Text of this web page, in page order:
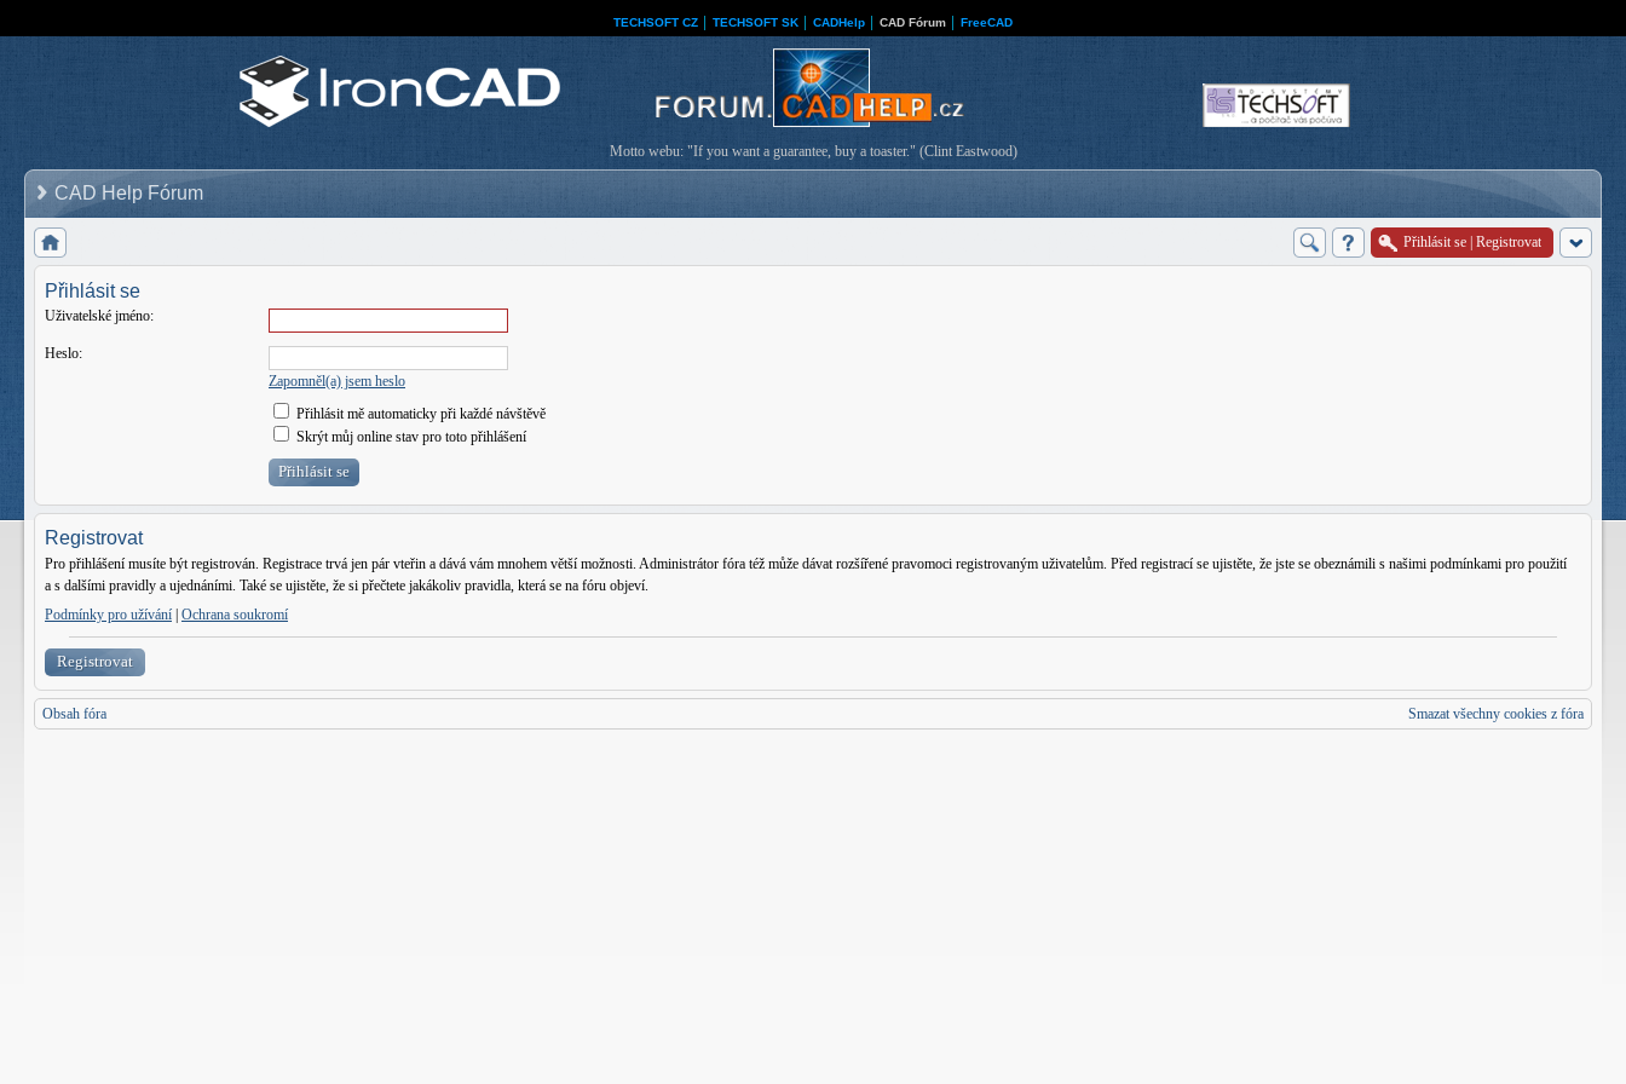
TECHSOFT CZ TECHSOFT SK CADHelp CAD Fórum FreeCAD
Motto webu: "If you want a guarantee, buy a toaster." (Clint Eastwood)
CAD Help Fórum
Přihlásit se Registrovat
Přihlásit se
Uživatelské jméno:
Heslo:
Zapomněl(a) jsem heslo
Přihlásit mě automaticky při každé návštěvě
Skrýt můj online stav pro toto přihlášení
Registrovat
Pro přihlášení musíte být registrován. Registrace trvá jen pár vteřin a dává vám mnohem větší možnosti. Administrátor fóra též může dávat rozšířené pravomoci registrovaným uživatelům. Před registrací se ujistěte, že jste se obeznámili s našimi podmínkami pro použití
a s dalšími pravidly a ujednáními. Také se ujistěte, že si přečtete jakákoliv pravidla, která se na fóru objeví.
Podmínky pro užívání Ochrana soukromí
Registrovat
Obsah fóra Smazat všechny cookies z fóra